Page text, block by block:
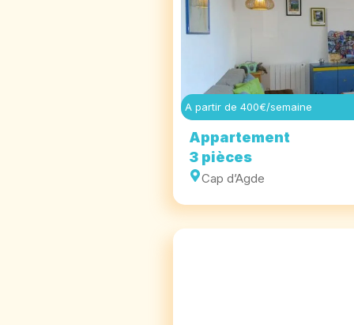
A partir de 400€/semaine
Appartement
3 pièces
Cap d’Agde